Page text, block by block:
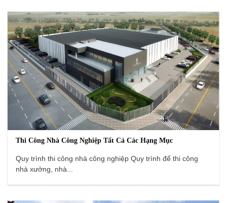
Thi Công Nhà Công Nghiệp Tất Cả Các Hạng Mục
Quy trình thi công nhà công nghiệp Quy trình để thi công
nhà xưởng, nhà...